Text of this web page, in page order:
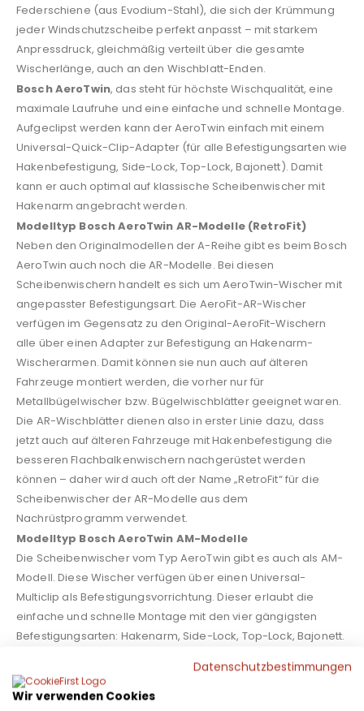
Federschiene (aus Evodium-Stahl), die sich der Krümmung
jeder Windschutzscheibe perfekt anpasst – mit starkem
Anpressdruck, gleichmäßig verteilt über die gesamte
Wischerlänge, auch an den Wischblatt-Enden.
Bosch AeroTwin, das steht für höchste Wischqualität, eine
maximale Laufruhe und eine einfache und schnelle Montage.
Aufgeclipst werden kann der AeroTwin einfach mit einem
Universal-Quick-Clip-Adapter (für alle Befestigungsarten wie
Hakenbefestigung, Side-Lock, Top-Lock, Bajonett). Damit
kann er auch optimal auf klassische Scheibenwischer mit
Hakenarm angebracht werden.
Modelltyp Bosch AeroTwin AR-Modelle (RetroFit)
Neben den Originalmodellen der A-Reihe gibt es beim Bosch
AeroTwin auch noch die AR-Modelle. Bei diesen
Scheibenwischern handelt es sich um AeroTwin-Wischer mit
angepasster Befestigungsart. Die AeroFit-AR-Wischer
verfügen im Gegensatz zu den Original-AeroFit-Wischern
alle über einen Adapter zur Befestigung an Hakenarm-
Wischerarmen. Damit können sie nun auch auf älteren
Fahrzeuge montiert werden, die vorher nur für
Metallbügelwischer bzw. Bügelwischblätter geeignet waren.
Die AR-Wischblätter dienen also in erster Linie dazu, dass
jetzt auch auf älteren Fahrzeuge mit Hakenbefestigung die
besseren Flachbalkenwischern nachgerüstet werden
können – daher wird auch oft der Name „RetroFit“ für die
Scheibenwischer der AR-Modelle aus dem
Nachrüstprogramm verwendet.
Modelltyp Bosch AeroTwin AM-Modelle
Die Scheibenwischer vom Typ AeroTwin gibt es auch als AM-
Modell. Diese Wischer verfügen über einen Universal-
Multiclip als Befestigungsvorrichtung. Dieser erlaubt die
einfache und schnelle Montage mit den vier gängigsten
Befestigungsarten: Hakenarm, Side-Lock, Top-Lock, Bajonett.
Datenschutzbestimmungen
Wir verwenden Cookies